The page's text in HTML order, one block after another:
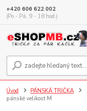
+420 606 622 002
(Po - Pá, 9 - 18 hod.)
Úvod PÁNSKÁ TRIČKA
pánské velikost M